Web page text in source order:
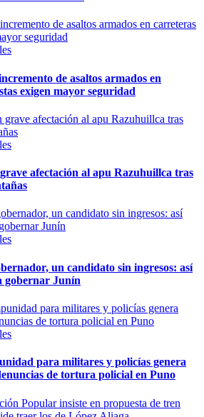
de asaltos armados en
exigen mayor seguridad
afectación al apu Razuhuillca tras
un candidato sin ingresos: así
gobernar Junín
para militares y policías genera
de tortura policial en Puno